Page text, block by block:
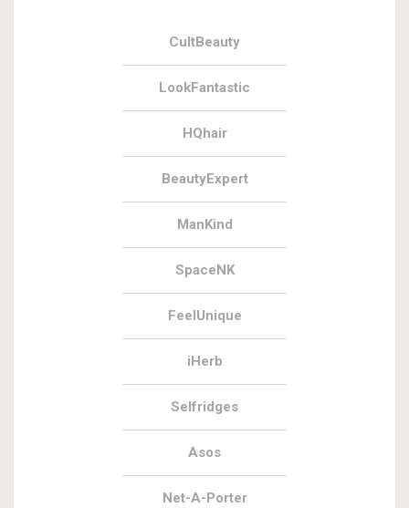
CultBeauty
LookFantastic
HQhair
BeautyExpert
ManKind
SpaceNK
FeelUnique
iHerb
Selfridges
Asos
Net-A-Porter